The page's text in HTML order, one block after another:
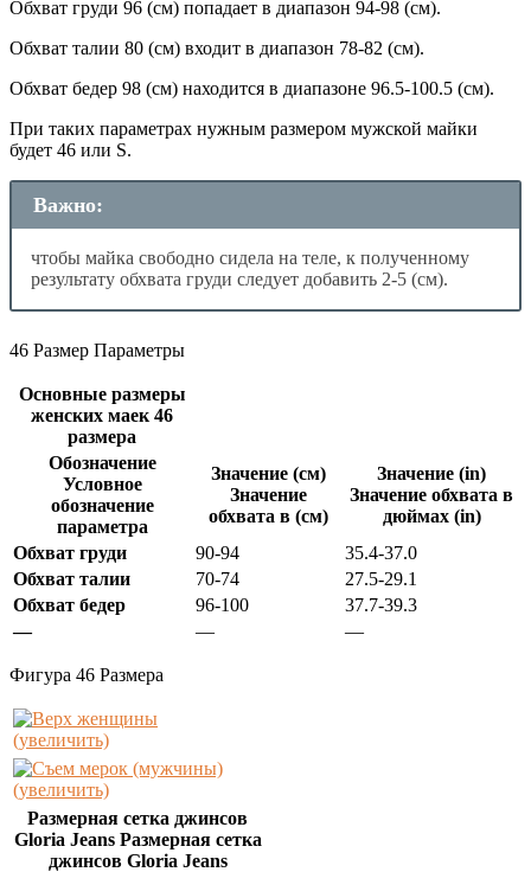
Обхват груди 96 (см) попадает в диапазон 94-98 (см).
Обхват талии 80 (см) входит в диапазон 78-82 (см).
Обхват бедер 98 (см) находится в диапазоне 96.5-100.5 (см).
При таких параметрах нужным размером мужской майки
будет 46 или S.
Важно:
чтобы майка свободно сидела на теле, к полученному
результату обхвата груди следует добавить 2-5 (см).
46 Размер Параметры
Основные размеры
женских маек 46
размера
Обозначение
Условное
обозначение
параметра
Значение (см)
Значение
обхвата в (см)
Значение (in)
Значение обхвата в
дюймах (in)
Обхват груди
90-94
35.4-37.0
Обхват талии
70-74
27.5-29.1
Обхват бедер
96-100
37.7-39.3
—
— —
Фигура 46 Размера
(увеличить)
(увеличить)
Размерная сетка джинсов
Gloria Jeans Размерная сетка
джинсов Gloria Jeans